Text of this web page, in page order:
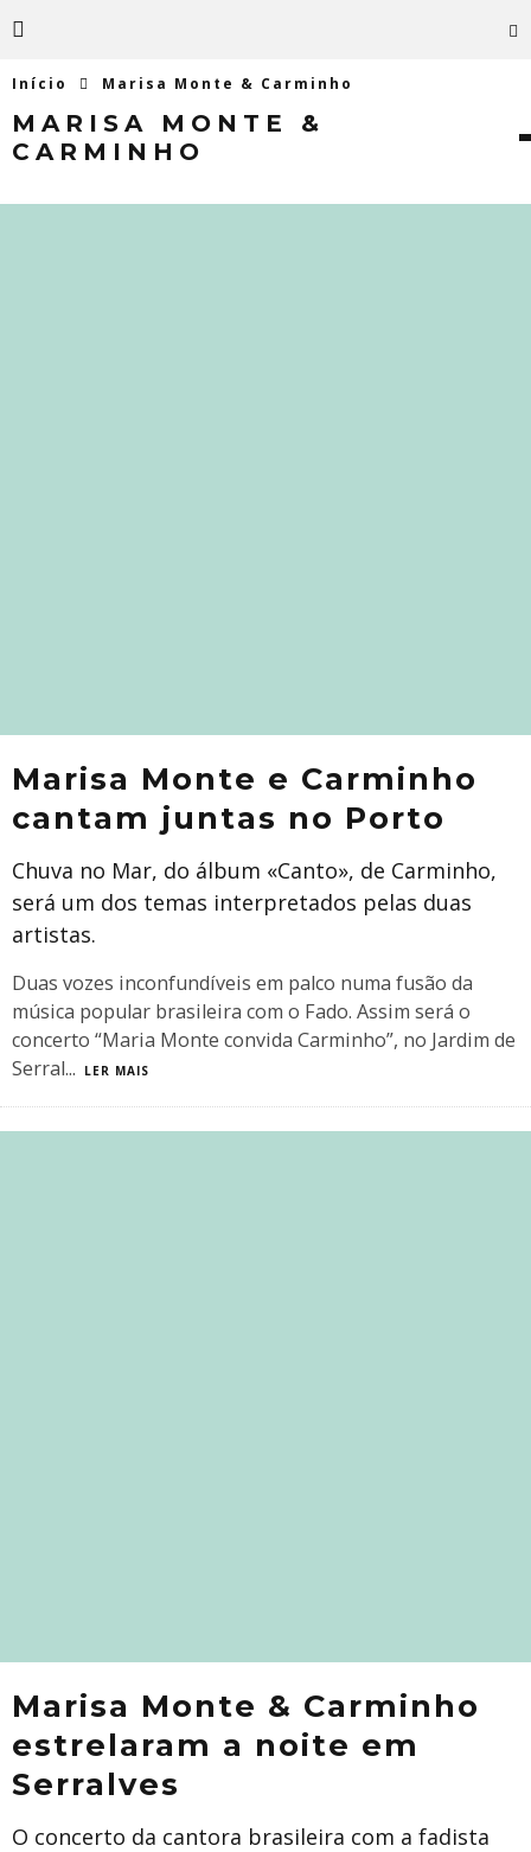
Início Marisa Monte & Carminho
MARISA MONTE &
CARMINHO
Marisa Monte e Carminho
cantam juntas no Porto
Chuva no Mar, do álbum «Canto», de Carminho,
será um dos temas interpretados pelas duas
artistas.
Duas vozes inconfundíveis em palco numa fusão da
música popular brasileira com o Fado. Assim será o
concerto “Maria Monte convida Carminho”, no Jardim de
Serral... LER MAIS
Marisa Monte & Carminho
estrelaram a noite em
Serralves
O concerto da cantora brasileira com a fadista